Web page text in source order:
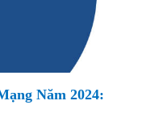
Năm 2024: